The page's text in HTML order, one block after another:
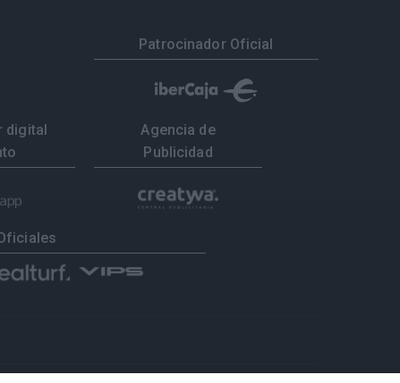
Patrocinador Oficial
digital
Agencia de
Publicidad